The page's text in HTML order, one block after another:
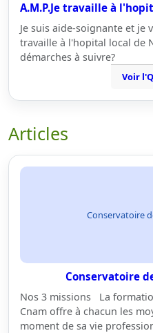
A.M.P.Je travaille à
Je suis aide-soignante et je
travaille à l'hopital local de
démarches à suivre?
Voir
Articles
Conservatoire
Conservatoire
Nos 3 missions La
Cnam offre à chacun les
moment de sa vie